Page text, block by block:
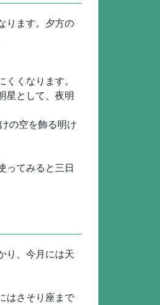
ります。夕方の
くなります。
星として、夜明
の空を飾る明け
ってみると三日
り、今月には天
はさそり座まで